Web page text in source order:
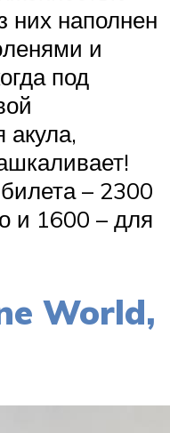
них наполнен
и
под
– 2300
и 1600 – для
World,